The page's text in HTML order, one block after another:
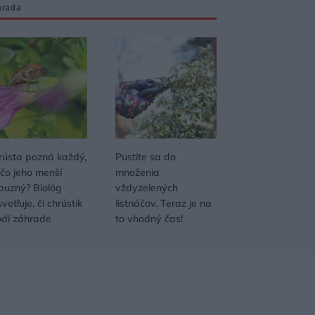
pozná každý,
jeho menší
Biológ
či chrústik
záhrade
Pustite sa do
množenia
vždyzelených
listnáčov. Teraz je na
to vhodný čas!